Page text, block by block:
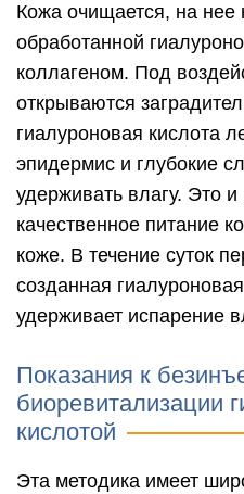
Кожа очищается, на нее
обработанной
коллагеном. Под
открываются
гиалуроновая кислота
эпидермис и глубокие
удерживать влагу. Это и
качественное питание
коже. В течение суток
созданная
удерживает испарение
Показания к
биоревитализации
кислотой
Эта методика имеет